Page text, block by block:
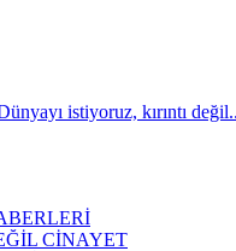
CİNAYET